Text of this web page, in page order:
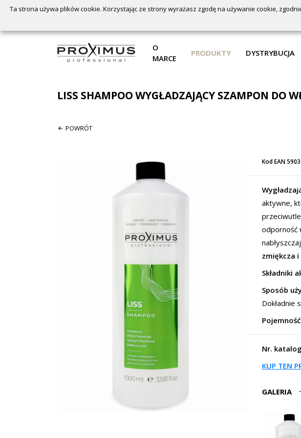
Ta strona używa plików cookie. Korzystając ze strony wyrażasz zgodę na używanie cookie,
O
MARCE
PRODUKTY DYSTRYBUCJA
LISS SHAMPOO WYGŁADZAJĄCY SZAMPON DO
POWRÓT
Kod EAN
aktywne,
odporność
zmiękcza i
Składniki
Sposób
Dokładnie
Nr.
KUP TEN
GALERIA